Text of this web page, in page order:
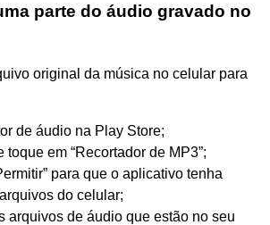
parte do áudio gravado no
original da música no celular para
de áudio na Play Store;
toque em “Recortador de MP3”;
para que o aplicativo tenha
do celular;
arquivos de áudio que estão no seu